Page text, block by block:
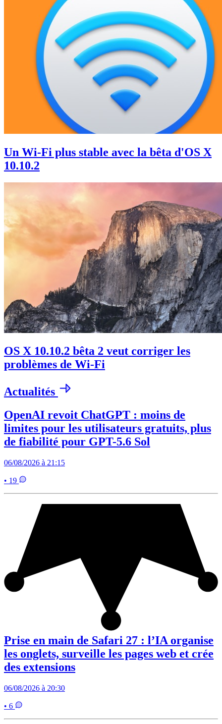
Un Wi-Fi plus stable avec la bêta d'OS X
10.10.2
OS X 10.10.2 bêta 2 veut corriger les
problèmes de Wi-Fi
Actualités
OpenAI revoit ChatGPT : moins de
limites pour les utilisateurs gratuits, plus
de fiabilité pour GPT-5.6 Sol
06/08/2026 à 21:15
• 19
Prise en main de Safari 27 : l’IA organise
les onglets, surveille les pages web et crée
des extensions
06/08/2026 à 20:30
• 6